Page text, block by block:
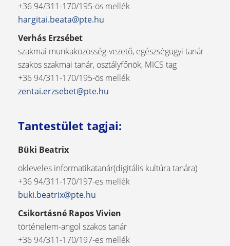
+36 94/311-170/195-ös mellék
hargitai.beata@pte.hu
Verhás Erzsébet
szakmai munkaközösség-vezető, egészségügyi tanár
szakos szakmai tanár, osztályfőnök, MICS tag
+36 94/311-170/195-ös mellék
zentai.erzsebet@pte.hu
Tantestület tagjai:
Büki Beatrix
okleveles informatikatanár(digitális kultúra tanára)
+36 94/311-170/197-es mellék
buki.beatrix@pte.hu
Csikortásné Rapos Vivien
történelem-angol szakos tanár
+36 94/311-170/197-es mellék